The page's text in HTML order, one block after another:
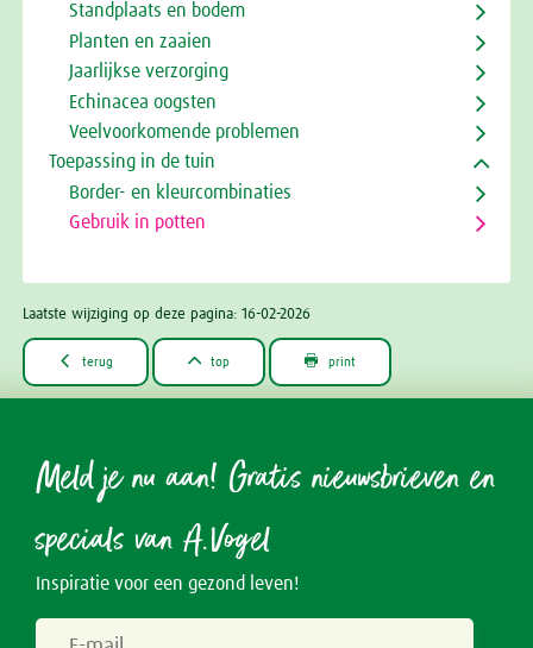
Standplaats en bodem
Planten en zaaien
Jaarlijkse verzorging
Echinacea oogsten
Veelvoorkomende problemen
Toepassing in de tuin
Border- en kleurcombinaties
Gebruik in potten
Laatste wijziging op deze pagina: 16-02-2026
 terug  top  print
Meld je nu aan! Gratis nieuwsbrieven en
specials van A.Vogel
Inspiratie voor een gezond leven!